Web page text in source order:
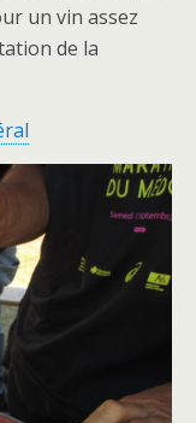
un vin assez
de la